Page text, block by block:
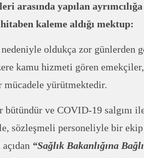
arasında yapılan
kaleme aldığı mektup:
oldukça zor günlerden
kamu hizmeti gören
mücadele yürütmektedir.
bütündür ve COVID-19 salgını
sözleşmeli personeliyle bir
“Sağlık Bakanlığına